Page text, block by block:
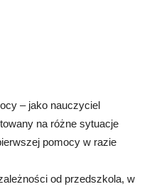
– jako nauczyciel
na różne sytuacje
pomocy w razie
od przedszkola, w